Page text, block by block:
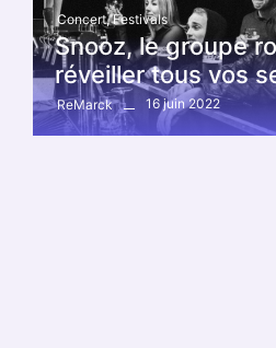
Concert, Festivals
Snooz, le groupe
réveiller tous vos
ReMarck 16 juin 2022